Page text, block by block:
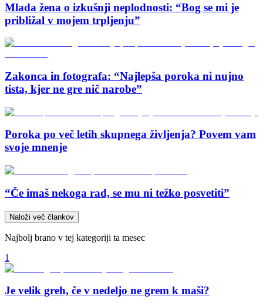
Mlada žena o izkušnji neplodnosti: “Bog se mi je
približal v mojem trpljenju”
Zakonca in fotografa: “Najlepša poroka ni nujno
tista, kjer ne gre nič narobe”
Poroka po več letih skupnega življenja? Povem vam
svoje mnenje
“Če imaš nekoga rad, se mu ni težko posvetiti”
Naloži več člankov
Najbolj brano v tej kategoriji ta mesec
1
Je velik greh, če v nedeljo ne grem k maši?